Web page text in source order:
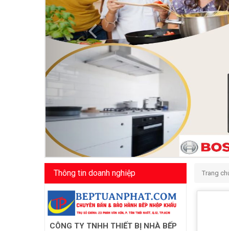
Thông tin doanh nghiệp
CÔNG TY TNHH THIẾT BỊ NHÀ BẾP
Trang